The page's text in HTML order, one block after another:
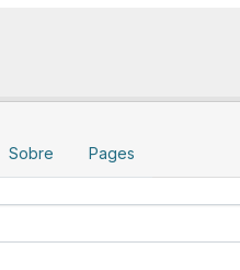
Sobre Pages